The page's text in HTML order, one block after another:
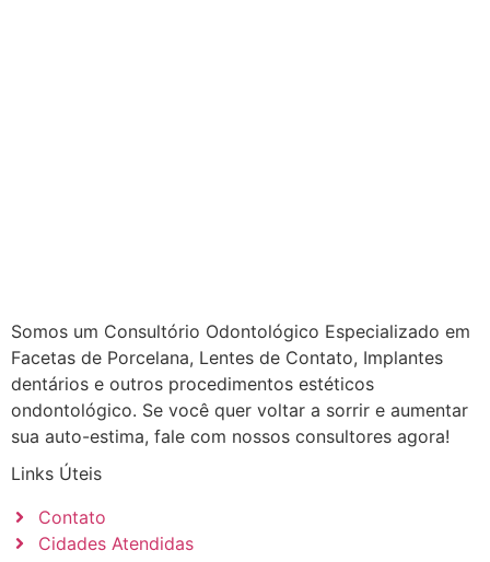
Somos um Consultório Odontológico Especializado em
Facetas de Porcelana, Lentes de Contato, Implantes
dentários e outros procedimentos estéticos
ondontológico. Se você quer voltar a sorrir e aumentar
sua auto-estima, fale com nossos consultores agora!
Links Úteis
Contato
Cidades Atendidas